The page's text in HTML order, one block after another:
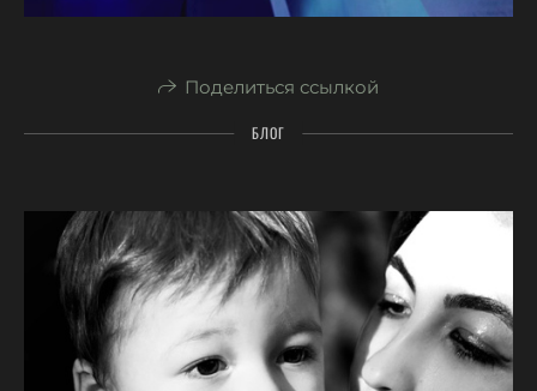
Поделиться ссылкой
БЛОГ